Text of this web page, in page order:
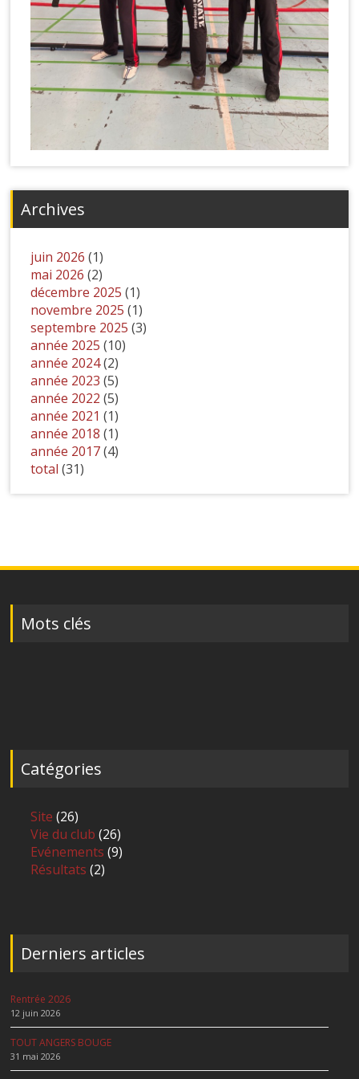
Archives
juin 2026 (1)
mai 2026 (2)
décembre 2025 (1)
novembre 2025 (1)
septembre 2025 (3)
année 2025 (10)
année 2024(2)
année 2023 (5)
année 2022 (5)
année 2021 (1)
année 2018 (1)
année 2017(4)
total(31)
Mots clés
Catégories
Site (26)
Vie du club (26)
Evénements (9)
Résultats (2)
Derniers articles
Rentrée 2026
12 juin 2026
TOUT ANGERS BOUGE
31 mai 2026